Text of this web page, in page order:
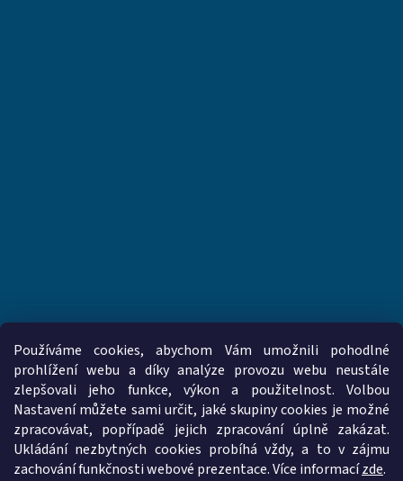
Používáme cookies, abychom Vám umožnili pohodlné
prohlížení webu a díky analýze provozu webu neustále
zlepšovali jeho funkce, výkon a použitelnost. Volbou
Nastavení můžete sami určit, jaké skupiny cookies je možné
zpracovávat, popřípadě jejich zpracování úplně zakázat.
Ukládání nezbytných cookies probíhá vždy, a to v zájmu
zachování funkčnosti webové prezentace. Více informacízde.
www.vzduchotechnika-ventilatory.cz www.palmat.cz